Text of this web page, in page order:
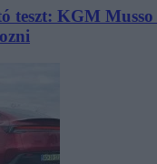
teszt: KGM Musso